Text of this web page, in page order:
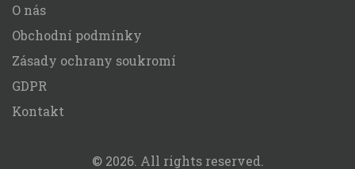
O nás
Obchodní podmínky
Zásady ochrany soukromí
GDPR
Kontakt
© 2026. All rights reserved.